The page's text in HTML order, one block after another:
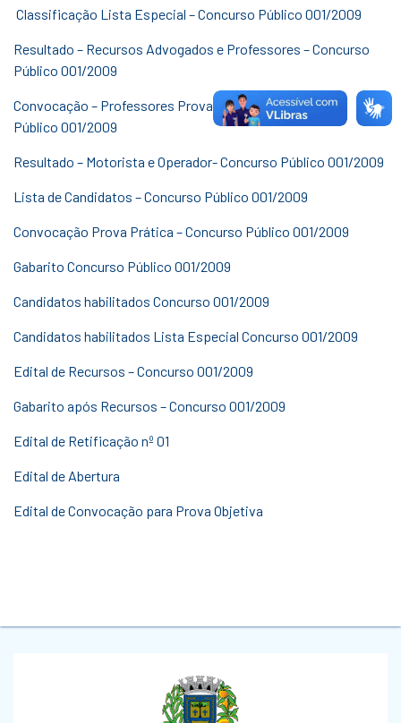
Classificação Lista Especial – Concurso Público 001/2009
Resultado – Recursos Advogados e Professores – Concurso
Público 001/2009
Convocação – Professores Prova de Títulos – Concurso
Público 001/2009
Resultado – Motorista e Operador- Concurso Público 001/2009
Lista de Candidatos – Concurso Público 001/2009
Convocação Prova Prática – Concurso Público 001/2009
Gabarito Concurso Público 001/2009
Candidatos habilitados Concurso 001/2009
Candidatos habilitados Lista Especial Concurso 001/2009
Edital de Recursos – Concurso 001/2009
Gabarito após Recursos – Concurso 001/2009
Edital de Retificação nº 01
Edital de Abertura
Edital de Convocação para Prova Objetiva